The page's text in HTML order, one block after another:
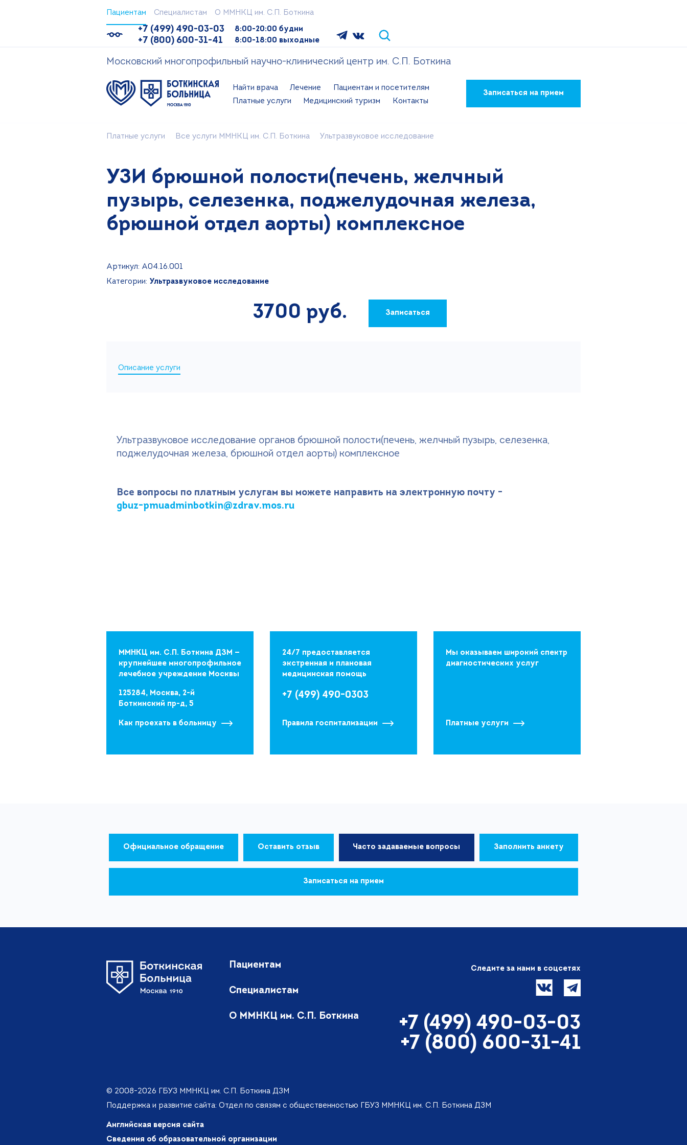
Пациентам Специалистам О ММНКЦ им. С.П. Боткина
+7 (499) 490-03-03
+7 (800) 600-31-41
8:00-20:00 будни
8:00-18:00 выходные
Московский многопрофильный научно-клинический центр им. С.П. Боткина
Найти врача Лечение
Пациентам и посетителям
Платные услуги
Медицинский туризм Контакты
Записаться на прием
Платные услуги Все услуги ММНКЦ им. С.П. Боткина Ультразвуковое исследование
УЗИ брюшной полости(печень, желчный
пузырь, селезенка, поджелудочная железа,
брюшной отдел аорты) комплексное
Артикул: A04.16.001
Категории: Ультразвуковое исследование
3700 руб. Записаться
Описание услуги
Ультразвуковое исследование органов брюшной полости(печень, желчный пузырь, селезенка,
поджелудочная железа, брюшной отдел аорты) комплексное
Все вопросы по платным услугам вы можете направить на электронную почту -
gbuz-pmuadminbotkin@zdrav.mos.ru
ММНКЦ им. С.П. Боткина ДЗМ —
крупнейшее многопрофильное
лечебное учреждение Москвы
125284, Москва, 2-й
Боткинский пр-д, 5
Как проехать в больницу
24/7 предоставляется
экстренная и плановая
медицинская помощь
+7 (499) 490-0303
Правила госпитализации
Мы оказываем широкий спектр
диагностических услуг
Платные услуги
Официальное обращение Оставить отзыв Часто задаваемые вопросы Заполнить анкету
Записаться на прием
Пациентам
Специалистам
О ММНКЦ им. С.П. Боткина
Следите за нами в соцсетях
+7 (499) 490-03-03
+7 (800) 600-31-41
© 2008-2026 ГБУЗ ММНКЦ им. С.П. Боткина ДЗМ
Поддержка и развитие сайта: Отдел по связям с общественностью ГБУЗ ММНКЦ им. С.П. Боткина ДЗМ
Английская версия сайта
Сведения об образовательной организации